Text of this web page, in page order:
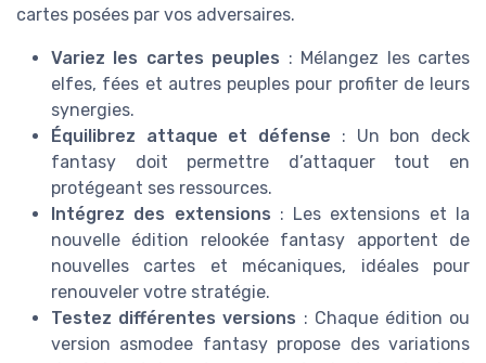
cartes posées par vos adversaires.
Variez les cartes peuples : Mélangez les cartes
elfes, fées et autres peuples pour profiter de leurs
synergies.
Équilibrez attaque et défense : Un bon deck
fantasy doit permettre d’attaquer tout en
protégeant ses ressources.
Intégrez des extensions : Les extensions et la
nouvelle édition relookée fantasy apportent de
nouvelles cartes et mécaniques, idéales pour
renouveler votre stratégie.
Testez différentes versions : Chaque édition ou
version asmodee fantasy propose des variations